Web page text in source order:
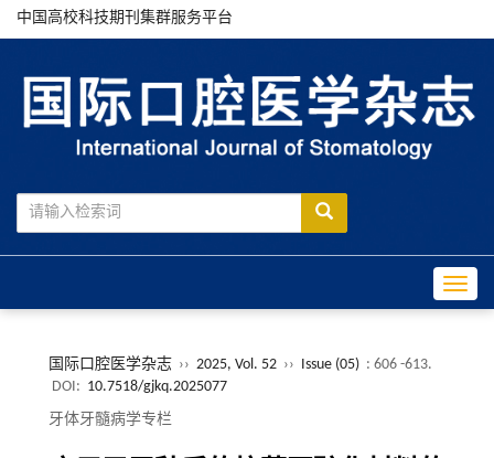
中国高校科技期刊集群服务平台
国际口腔医学杂志 ›› 2025, Vol. 52 ›› Issue (05) : 606 -613.
DOI: 10.7518/gjkq.2025077
牙体牙髓病学专栏